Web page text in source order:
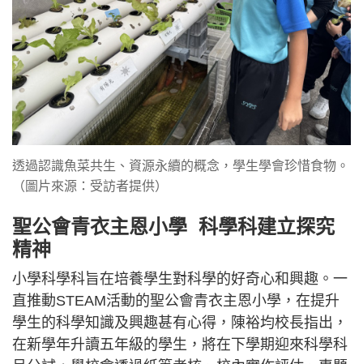
透過認識魚菜共生、資源永續的概念，學生學會珍惜食物。
（圖片來源：受訪者提供）
聖公會青衣主恩小學 科學科建立探究
精神
小學科學科旨在培養學生對科學的好奇心和興趣。一
直推動STEAM活動的聖公會青衣主恩小學，在提升
學生的科學知識及興趣甚有心得，陳裕均校長指出，
在新學年升讀五年級的學生，將在下學期迎來科學科